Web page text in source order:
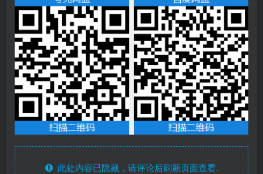
此处内容已隐藏，请评论后刷新页面查看.